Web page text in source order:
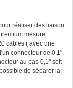
réaliser des liaison
mesure
cables ( avec une
connecteur de 0,1",
au pas 0,1" soit
de séparer la